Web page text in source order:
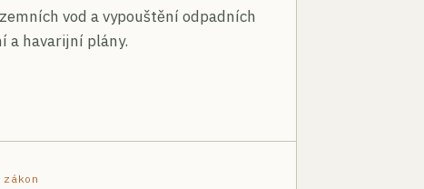
vod a vypouštění odpadních
a havarijní plány.